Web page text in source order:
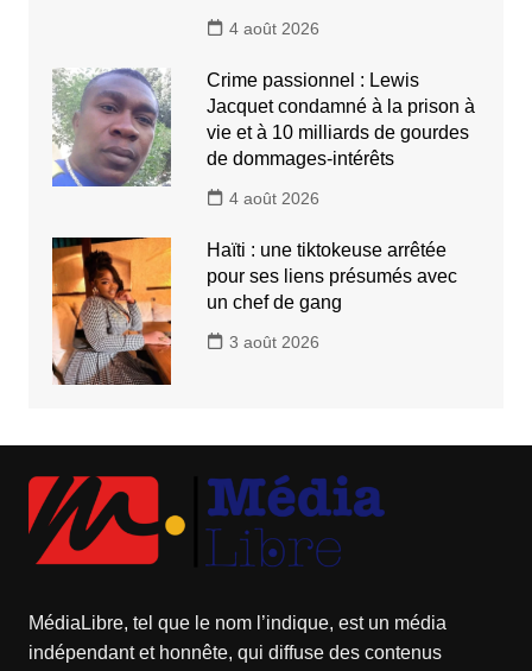
4 août 2026
Crime passionnel : Lewis
Jacquet condamné à la prison à
vie et à 10 milliards de gourdes
de dommages-intérêts
4 août 2026
Haïti : une tiktokeuse arrêtée
pour ses liens présumés avec
un chef de gang
3 août 2026
MédiaLibre, tel que le nom l’indique, est un média
indépendant et honnête, qui diffuse des contenus